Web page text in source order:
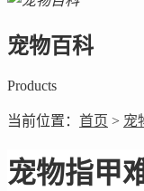
宠物百科
Products
当前位置： 首页 > 宠
宠物指甲